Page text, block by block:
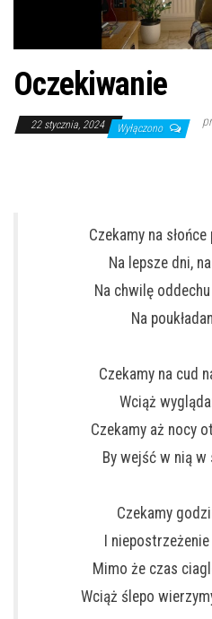
Oczekiwanie
22 stycznia, 2024 Wyłączono
Czekamy na
Na lepsze dni,
Na chwilę
Na
Czekamy na cud
Wciąż
Czekamy aż nocy
By wejść w nią
Czekamy
I
Mimo że czas
Wciąż ślepo